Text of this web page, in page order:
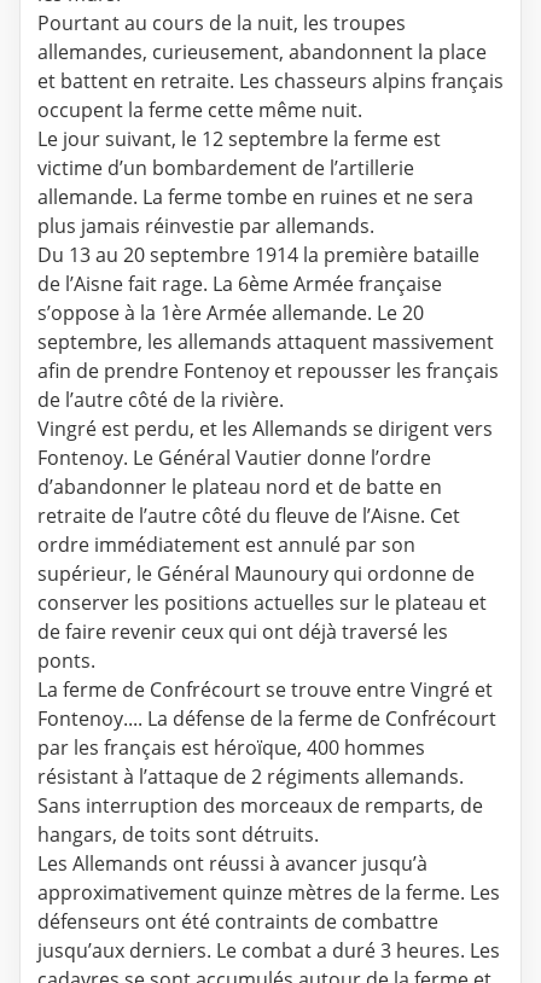
Pourtant au cours de la nuit, les troupes
allemandes, curieusement, abandonnent la place
et battent en retraite. Les chasseurs alpins français
occupent la ferme cette même nuit.
Le jour suivant, le 12 septembre la ferme est
victime d’un bombardement de l’artillerie
allemande. La ferme tombe en ruines et ne sera
plus jamais réinvestie par allemands.
Du 13 au 20 septembre 1914 la première bataille
de l’Aisne fait rage. La 6ème Armée française
s’oppose à la 1ère Armée allemande. Le 20
septembre, les allemands attaquent massivement
afin de prendre Fontenoy et repousser les français
de l’autre côté de la rivière.
Vingré est perdu, et les Allemands se dirigent vers
Fontenoy. Le Général Vautier donne l’ordre
d’abandonner le plateau nord et de batte en
retraite de l’autre côté du fleuve de l’Aisne. Cet
ordre immédiatement est annulé par son
supérieur, le Général Maunoury qui ordonne de
conserver les positions actuelles sur le plateau et
de faire revenir ceux qui ont déjà traversé les
ponts.
La ferme de Confrécourt se trouve entre Vingré et
Fontenoy.... La défense de la ferme de Confrécourt
par les français est héroïque, 400 hommes
résistant à l’attaque de 2 régiments allemands.
Sans interruption des morceaux de remparts, de
hangars, de toits sont détruits.
Les Allemands ont réussi à avancer jusqu’à
approximativement quinze mètres de la ferme. Les
défenseurs ont été contraints de combattre
jusqu’aux derniers. Le combat a duré 3 heures. Les